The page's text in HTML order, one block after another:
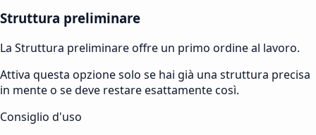
Struttura preliminare
La Struttura preliminare offre un primo ordine al lavoro.
Attiva questa opzione solo se hai già una struttura precisa
in mente o se deve restare esattamente così.
Consiglio d'uso